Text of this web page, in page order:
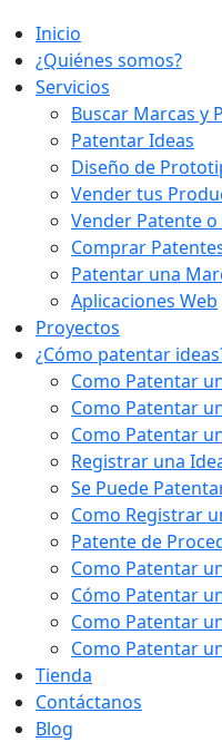
Inicio
¿Quiénes somos?
Servicios
Buscar Marcas y
Patentar Ideas
Diseño de
Vender tus
Vender Patente o
Comprar
Patentar una
Aplicaciones Web
Proyectos
¿Cómo patentar
Como Patentar
Como Patentar
Como Patentar
Registrar una
Se Puede
Como Registrar
Patente de
Como Patentar
Cómo Patentar
Como Patentar
Como Patentar
Tienda
Contáctanos
Blog